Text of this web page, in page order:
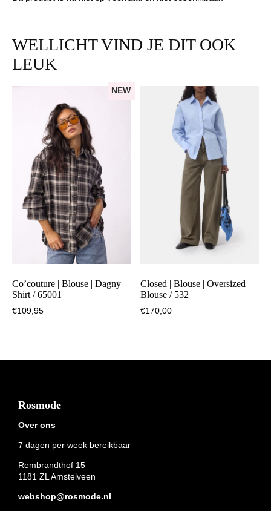
WELLICHT VIND JE DIT OOK
LEUK
NEW
Co’couture | Blouse | Dagny
Shirt / 65001
€109,95
Closed | Blouse | Oversized
Blouse / 532
€170,00
Footer
Rosmode
Over ons
7 dagen per week bereikbaar
Rembrandthof 15
1181 ZL Amstelveen
webshop@rosmode.nl